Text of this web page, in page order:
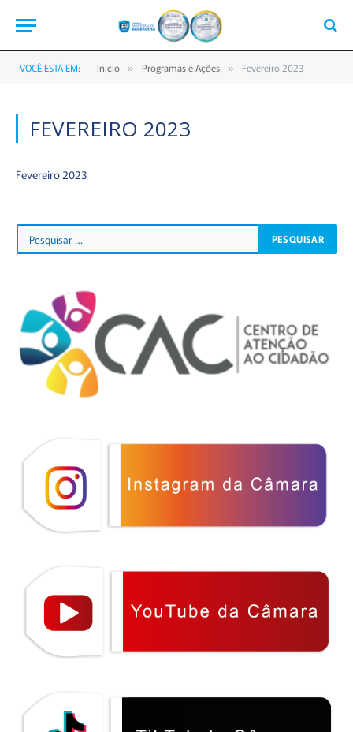
VOCÊ ESTÁ EM: Início » Programas e Ações » Fevereiro 2023
FEVEREIRO 2023
Fevereiro 2023